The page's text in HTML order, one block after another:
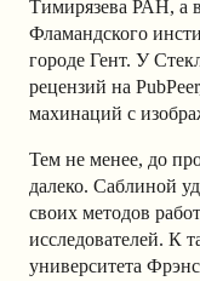
Тимирязева РАН, а
Фламандского
городе Гент. У
рецензий на
махинаций с
Тем не менее, до
далеко. Саблиной
своих методов
исследователей. К
университета